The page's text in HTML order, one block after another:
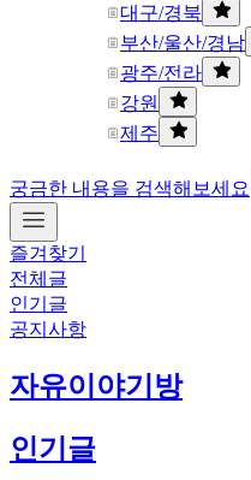
대구/경북
부산/울산/경남
광주/전라
강원
제주
궁금한 내용을 검색해보세요
즐겨찾기
전체글
인기글
공지사항
자유이야기방
인기글